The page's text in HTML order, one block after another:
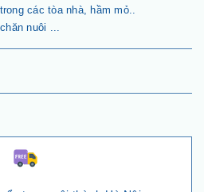
các tòa nhà, hầm mỏ..
nuôi ...